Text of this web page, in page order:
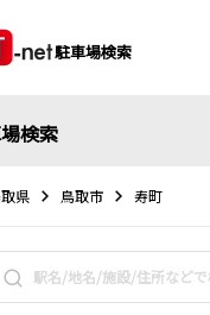
駐車場検索
検索
県 鳥取市 寿町